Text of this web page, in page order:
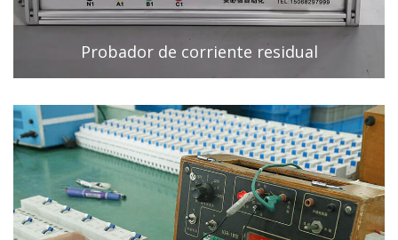
Probador de corriente residual